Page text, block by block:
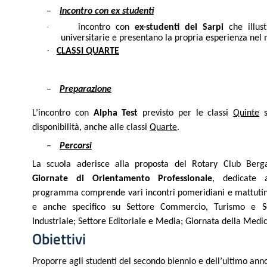
– Incontro con ex studenti
· incontro con ex-studenti del Sarpiche
universitarie e presentano la propria esperienza nel
· CLASSI QUARTE
– Preparazione
L’incontro conAlpha Test previsto per le classiQuinte
disponibilità, anche alle classi Quarte.
–
Percorsi
La scuola aderisce alla proposta del Rotary Club
Giornate di Orientamento Professionale, dedicate
programma comprende vari incontri pomeridiani e
e anche specifico su Settore Commercio, Turismo e
Industriale; Settore Editoriale e Media; Giornata della
Obiettivi
Proporre agli studenti del secondo biennio e dell’ultimo